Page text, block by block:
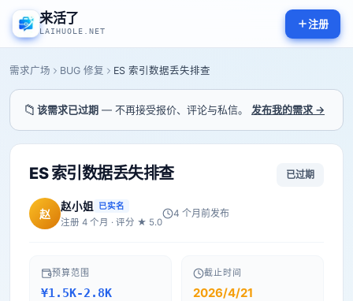
来活了
LAIHUOLE.NET
注册
需求广场 BUG 修复 ES 索引数据丢失排查
📁 该需求已过期 — 不再接受报价、评论与私信。 发布我的需求 →
ES 索引数据丢失排查 已过期
赵
赵小姐 已实名
注册 4 个月 · 评分 ★ 5.0
4 个月前发布
预算范围
¥1.5K-2.8K
截止时间
2026/4/21